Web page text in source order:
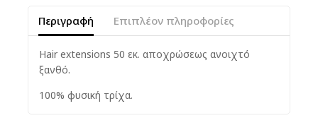
Περιγραφή Επιπλέον πληροφορίες
Hair extensions 50 εκ. αποχρώσεως ανοιχτό
ξανθό.
100% φυσική τρίχα.